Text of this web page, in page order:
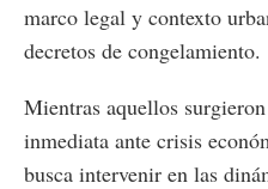
marco legal y contexto
decretos de congelamiento.
Mientras aquellos
inmediata ante crisis
busca intervenir en las